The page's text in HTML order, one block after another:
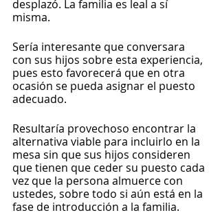
desplazó. La familia es leal a sí
misma.
Sería interesante que conversara
con sus hijos sobre esta experiencia,
pues esto favorecerá que en otra
ocasión se pueda asignar el puesto
adecuado.
Resultaría provechoso encontrar la
alternativa viable para incluirlo en la
mesa sin que sus hijos consideren
que tienen que ceder su puesto cada
vez que la persona almuerce con
ustedes, sobre todo si aún está en la
fase de introducción a la familia.